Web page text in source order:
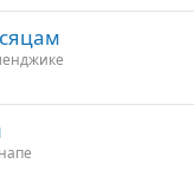
высока. Дневная
солнечный и
для отдыха.
быть ветрено.